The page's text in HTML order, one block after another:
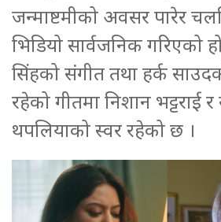
जन्माष्टमीको अवसर पारेर
भिडियो सार्वजनिक गरिएको
सिंहको संगीत तथा हर्क
रहेको गीतमा निशान भट्टराई र
थपलियाको स्वर रहेको छ ।